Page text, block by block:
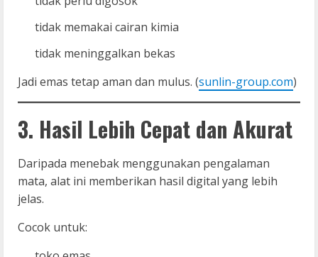
tidak memakai cairan kimia
tidak meninggalkan bekas
Jadi emas tetap aman dan mulus. (sunlin-group.com)
3. Hasil Lebih Cepat dan Akurat
Daripada menebak menggunakan pengalaman
mata, alat ini memberikan hasil digital yang lebih
jelas.
Cocok untuk: